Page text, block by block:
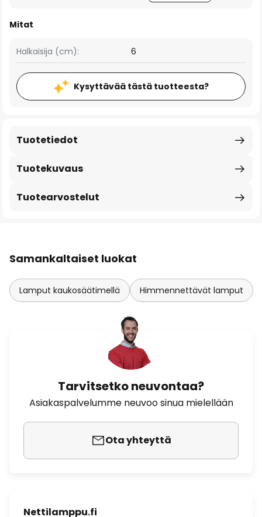
Mitat
Halkaisija (cm): 6
Kysyttävää tästä tuotteesta?
Tuotekuvaus
Tuotetiedot
Tuotearvostelut
Samankaltaiset luokat
Lamput kaukosäätimellä Himmennettävät lamput
Tarvitsetko neuvontaa?
Asiakaspalvelumme neuvoo sinua mielellään
Ota yhteyttä
Nettilamppu.fi